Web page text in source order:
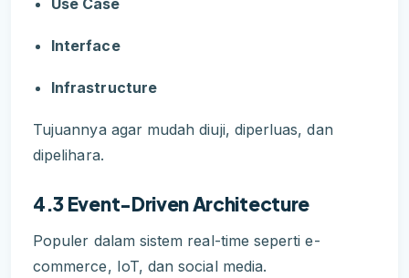
Use Case
Interface
Infrastructure
Tujuannya agar mudah diuji, diperluas, dan
dipelihara.
4.3 Event-Driven Architecture
Populer dalam sistem real-time seperti e-
commerce, IoT, dan social media.